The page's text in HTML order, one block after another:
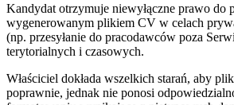
Kandydat otrzymuje niewyłączne prawo do
wygenerowanym plikiem CV w celach
(np. przesyłanie do pracodawców poza
terytorialnych i czasowych.
Właściciel dokłada wszelkich starań, aby
poprawnie, jednak nie ponosi